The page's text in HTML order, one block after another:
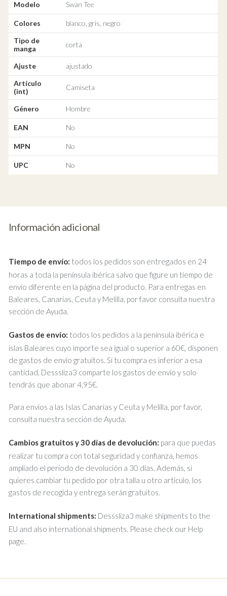
Modelo Swan Tee
Colores
blanco, gris, negro
Tipo de
manga
corta
Ajuste
ajustado
Artículo
(int)
Camiseta
Género Hombre
EAN No
MPN No
UPC No
Información adicional
Tiempo de envío: todos los pedidos son entregados en 24
horas a toda la península ibérica salvo que figure un tiempo de
envío diferente en la página del producto. Para entregas en
Baleares, Canarias, Ceuta y Melilla, por favor consulta nuestra
sección de Ayuda.
Gastos de envío: todos los pedidos a la península ibérica e
islas Baleares cuyo importe sea igual o superior a 60€, disponen
de gastos de envío gratuitos. Si tu compra es inferior a esa
cantidad, Desssliza3 comparte los gastos de envío y solo
tendrás que abonar 4,95€.
Para envíos a las Islas Canarias y Ceuta y Melilla, por favor,
consulta nuestra sección de Ayuda.
Cambios gratuitos y 30 días de devolución: para que puedas
realizar tu compra con total seguridad y confianza, hemos
ampliado el periodo de devolución a 30 días. Además, si
quieres cambiar tu pedido por otra talla u otro artículo, los
gastos de recogida y entrega serán gratuitos.
International shipments: Desssliza3 make shipments to the
EU and also international shipments. Please check our Help
page.